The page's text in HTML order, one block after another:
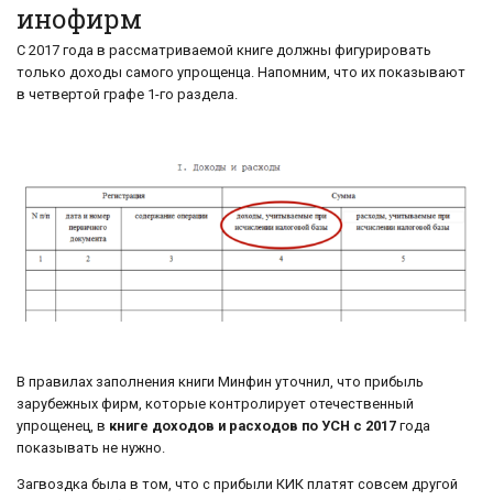
инофирм
С 2017 года в рассматриваемой книге должны фигурировать
только доходы самого упрощенца. Напомним, что их показывают
в четвертой графе 1-го раздела.
В правилах заполнения книги Минфин уточнил, что прибыль
зарубежных фирм, которые контролирует отечественный
упрощенец, в книге доходов и расходов по УСН с 2017 года
показывать не нужно.
Загвоздка была в том, что с прибыли КИК платят совсем другой